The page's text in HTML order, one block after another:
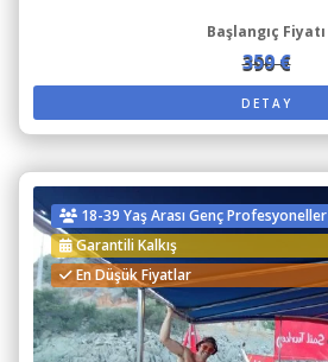
Başlangıç Fiyatı
390 €
359 €
DETAY
18-39 Yaş Arası Genç Profesyoneller
Garantili Kalkış
En Düşük Fiyatlar